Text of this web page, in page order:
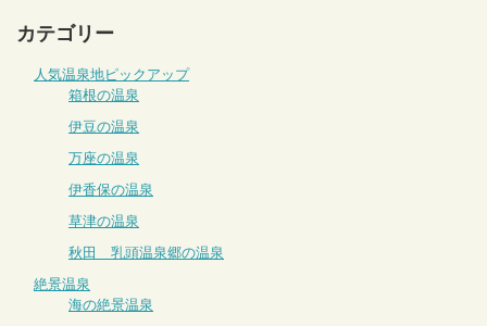
カテゴリー
人気温泉地ピックアップ
箱根の温泉
伊豆の温泉
万座の温泉
伊香保の温泉
草津の温泉
秋田 乳頭温泉郷の温泉
絶景温泉
海の絶景温泉